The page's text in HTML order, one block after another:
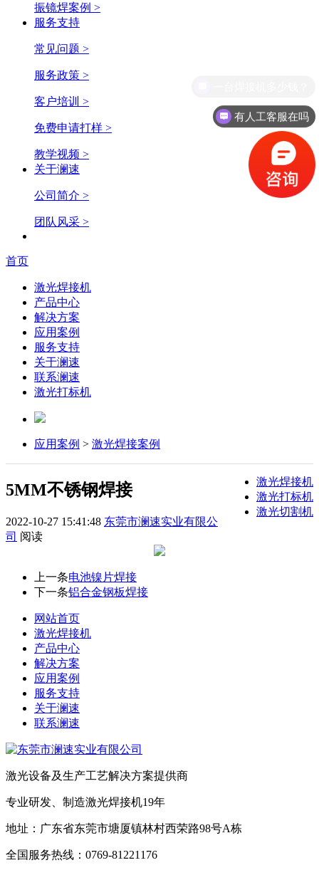
振镜焊案例 >
服务支持
常见问题 >
服务政策 >
客户培训 >
免费申请打样 >
教学视频 >
关于澜速
公司简介 >
团队风采 >
首页
激光焊接机
产品中心
解决方案
应用案例
服务支持
关于澜速
联系澜速
激光打标机
应用案例 > 激光焊接案例
激光焊接机
激光打标机
激光切割机
5MM不锈钢焊接
2022-10-27 15:41:48 东莞市澜速实业有限公
司 阅读
上一条电池镍片焊接
下一条铝合金钢板焊接
网站首页
激光焊接机
产品中心
解决方案
应用案例
服务支持
关于澜速
联系澜速
激光设备及生产工艺解决方案提供商
专业研发、制造激光焊接机19年
地址：广东省东莞市塘厦镇林村西荣路98号A栋
全国服务热线：0769-81221176
有人工客服在吗